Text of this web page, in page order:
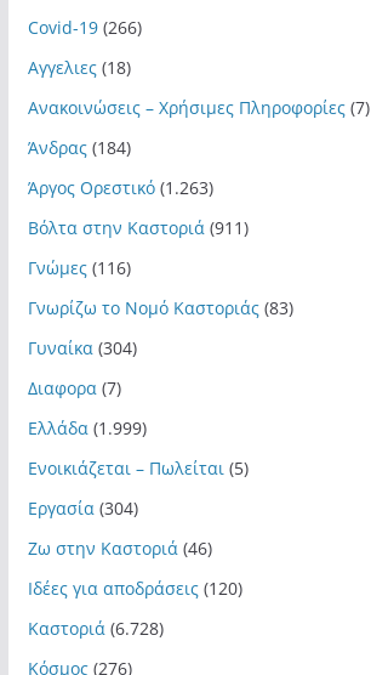
Covid-19(266)
Αγγελιες(18)
Ανακοινώσεις – Χρήσιμες Πληροφορίες(7)
Άνδρας(184)
Άργος Ορεστικό(1.263)
Βόλτα στην Καστοριά(911)
Γνώμες(116)
Γνωρίζω το Νομό Καστοριάς(83)
Γυναίκα(304)
Διαφορα(7)
Ελλάδα(1.999)
Ενοικιάζεται – Πωλείται(5)
Εργασία(304)
Ζω στην Καστοριά(46)
Ιδέες για αποδράσεις(120)
Καστοριά(6.728)
Κόσμος(276)